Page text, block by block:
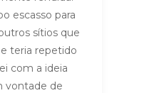
escasso para
sítios que
teria repetido
com a ideia
vontade de